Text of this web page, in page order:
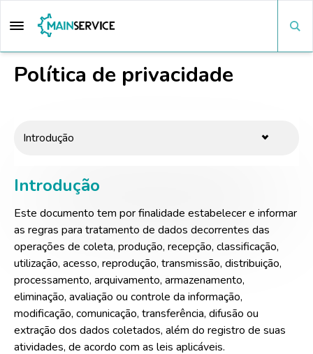
Política de privacidade
Introdução
Este documento tem por finalidade estabelecer e informar
as regras para tratamento de dados decorrentes das
operações de coleta, produção, recepção, classificação,
utilização, acesso, reprodução, transmissão, distribuição,
processamento, arquivamento, armazenamento,
eliminação, avaliação ou controle da informação,
modificação, comunicação, transferência, difusão ou
extração dos dados coletados, além do registro de suas
atividades, de acordo com as leis aplicáveis.